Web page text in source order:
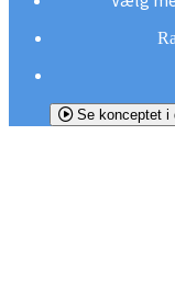
Se konceptet i